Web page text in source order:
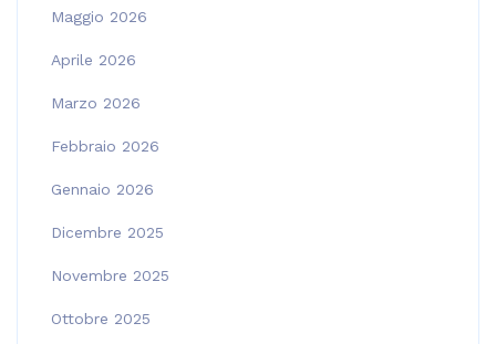
Maggio 2026
Aprile 2026
Marzo 2026
Febbraio 2026
Gennaio 2026
Dicembre 2025
Novembre 2025
Ottobre 2025